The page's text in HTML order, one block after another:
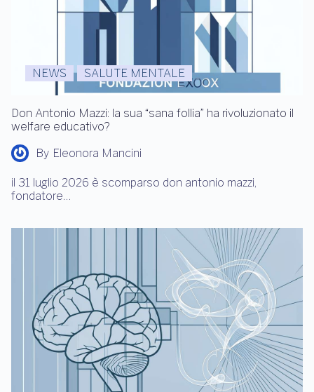
NEWS SALUTE MENTALE
Don Antonio Mazzi: la sua “sana follia” ha rivoluzionato il
welfare educativo?
By Eleonora Mancini
il 31 luglio 2026 è scomparso don antonio mazzi,
fondatore…